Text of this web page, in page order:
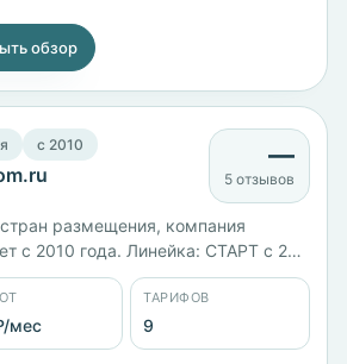
обзор
c 2010 —
5 отзывов
размещения, компания
с 2010 года. Линейка: СТАРТ с 2
и 2 ГБ памяти стоит 939 ₽/мес,
с 3 ядрами и 3 ГБ — 1095 ₽/мес,
с 4 ядрами и 4 ГБ — 1408 ₽/мес,
6 ГБ и диском на 220 ГБ — 2269
мес
ТАРИФОВ
9